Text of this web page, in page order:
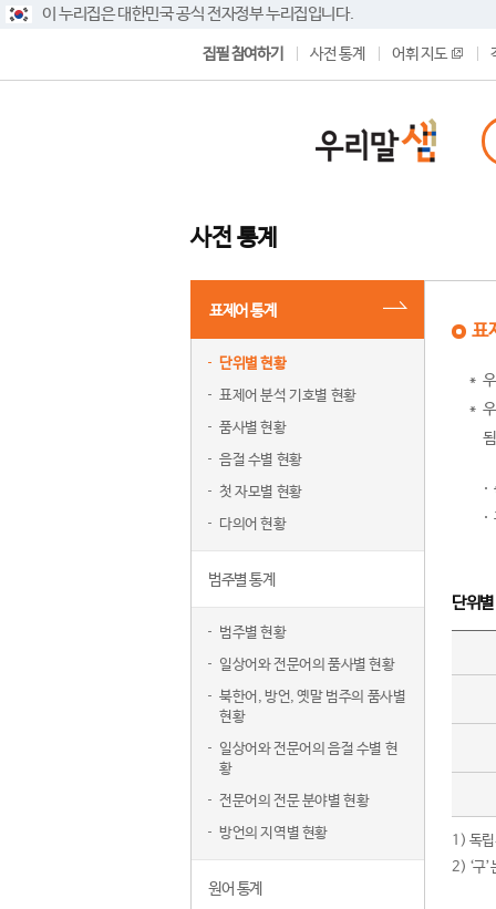
이 누리집은 대한민국 공식 전자정부 누리집입니다.
집필 참여하기 사전 통계 어휘 지도
사전 통계
표제어 통계
단위별 현황
표제어 분석 기호별 현황
품사별 현황
음절 수별 현황
첫 자모별 현황
다의어 현황
범주별 통계
범주별 현황
일상어와 전문어의 품사별 현황
북한어, 방언, 옛말 범주의 품사별
현황
일상어와 전문어의 음절 수별 현
황
전문어의 전문 분야별 현황
방언의 지역별 현황
원어 통계
표
단위
1) 독립
2) ‘구